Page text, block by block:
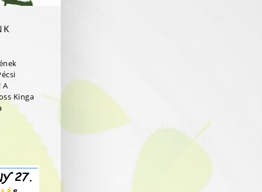
A
Kinga